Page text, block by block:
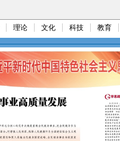
理论 文化 科技 教育